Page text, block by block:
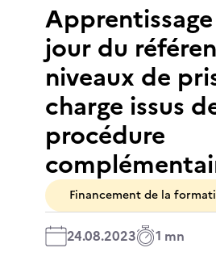
jour du
niveaux de
charge issus
procédure
24.08.2023 1 mn